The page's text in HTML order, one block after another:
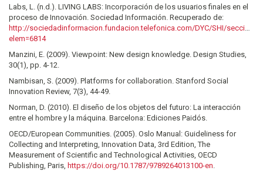
Labs, L. (n.d.). LIVING LABS: Incorporación de los usuarios finales en el
proceso de Innovación. Sociedad Información. Recuperado de:
http://sociedadinformacion.fundacion.telefonica.com/DYC/SHI/
elem=6814
Manzini, E. (2009). Viewpoint: New design knowledge. Design Studies,
30(1), pp. 4-12.
Nambisan, S. (2009). Platforms for collaboration. Stanford Social
Innovation Review, 7(3), 44-49.
Norman, D. (2010). El diseño de los objetos del futuro: La interacción
entre el hombre y la máquina. Barcelona: Ediciones Paidós.
OECD/European Communities. (2005). Oslo Manual: Guideliness for
Collecting and Interpreting, Innovation Data, 3rd Edition, The
Measurement of Scientific and Technological Activities, OECD
Publishing, Paris, https://doi.org/10.1787/9789264013100-en.